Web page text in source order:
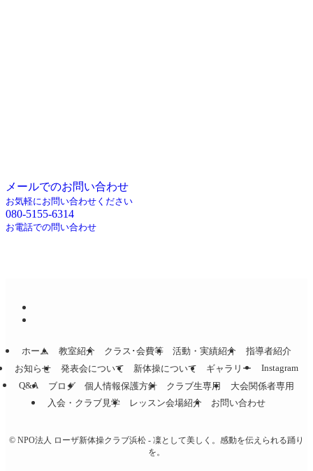
メールでのお問い合わせ
お気軽にお問い合わせください
080-5155-6314
お電話での問い合わせ
ホーム 教室紹介 クラス･会費等 活動・実績紹介
指導者紹介
お知らせ
発表会について 新体操について ギャラリー
Instagram
Q&A
ブログ 個人情報保護方針 クラブ生専用
大会関係者専用
入会・クラブ見学
レッスン会場紹介 お問い合わせ
© NPO法人 ローザ新体操クラブ浜松 - 凜として美しく。感動を伝えられる踊り
を。